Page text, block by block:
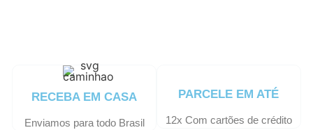
RECEBA EM CASA
Enviamos para todo Brasil
PARCELE EM ATÉ
12x Com cartões de crédito